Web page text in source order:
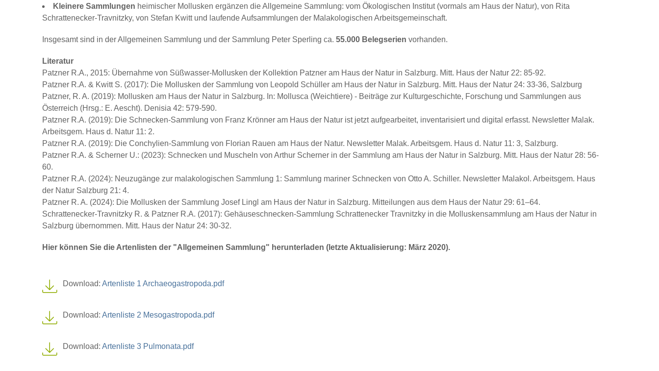
Kleinere Sammlungen heimischer Mollusken ergänzen die Allgemeine Sammlung: vom Ökologischen Institut (vormals am Haus der Natur), von Rita
Schrattenecker-Travnitzky, von Stefan Kwitt und laufende Aufsammlungen der Malakologischen Arbeitsgemeinschaft.
Insgesamt sind in der Allgemeinen Sammlung und der Sammlung Peter Sperling ca. 55.000 Belegserien vorhanden.
Literatur
Patzner R.A., 2015: Übernahme von Süßwasser-Mollusken der Kollektion Patzner am Haus der Natur in Salzburg. Mitt. Haus der Natur 22: 85-92.
Patzner R.A. & Kwitt S. (2017): Die Mollusken der Sammlung von Leopold Schüller am Haus der Natur in Salzburg. Mitt. Haus der Natur 24: 33-36, Salzburg
Patzner, R. A. (2019): Mollusken am Haus der Natur in Salzburg. In: Mollusca (Weichtiere) - Beiträge zur Kulturgeschichte, Forschung und Sammlungen aus
Österreich (Hrsg.: E. Aescht). Denisia 42: 579-590.
Patzner R.A. (2019): Die Schnecken-Sammlung von Franz Krönner am Haus der Natur ist jetzt aufgearbeitet, inventarisiert und digital erfasst. Newsletter Malak.
Arbeitsgem. Haus d. Natur 11: 2.
Patzner R.A. (2019): Die Conchylien-Sammlung von Florian Rauen am Haus der Natur. Newsletter Malak. Arbeitsgem. Haus d. Natur 11: 3, Salzburg.
Patzner R.A. & Scherner U.: (2023): Schnecken und Muscheln von Arthur Scherner in der Sammlung am Haus der Natur in Salzburg. Mitt. Haus der Natur 28: 56-
60.
Patzner R.A. (2024): Neuzugänge zur malakologischen Sammlung 1: Sammlung mariner Schnecken von Otto A. Schiller. Newsletter Malakol. Arbeitsgem. Haus
der Natur Salzburg 21: 4.
Patzner R. A. (2024): Die Mollusken der Sammlung Josef Lingl am Haus der Natur in Salzburg. Mitteilungen aus dem Haus der Natur 29: 61–64.
Schrattenecker-Travnitzky R. & Patzner R.A. (2017): Gehäuseschnecken-Sammlung Schrattenecker Travnitzky in die Molluskensammlung am Haus der Natur in
Salzburg übernommen. Mitt. Haus der Natur 24: 30-32.
Hier können Sie die Artenlisten der "Allgemeinen Sammlung" herunterladen (letzte Aktualisierung: März 2020).
Download: Artenliste 1 Archaeogastropoda.pdf
Download: Artenliste 2 Mesogastropoda.pdf
Download: Artenliste 3 Pulmonata.pdf